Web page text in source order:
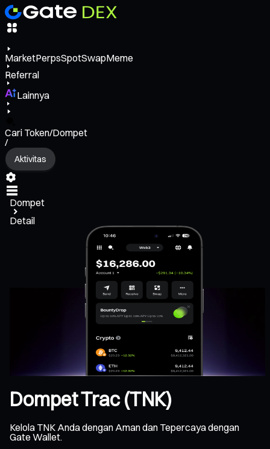
MarketPerpsSpotSwapMeme
Referral
Lainnya
Cari Token/Dompet
/
Aktivitas
Dompet
Detail
Dompet Trac (TNK)
Kelola TNK Anda dengan Aman dan Tepercaya dengan
Gate Wallet.